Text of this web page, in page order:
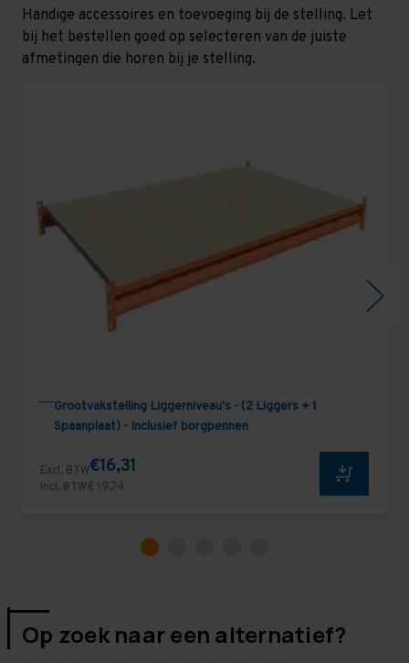
Handige accessoires en toevoeging bij de stelling. Let
bij het bestellen goed op selecteren van de juiste
afmetingen die horen bij je stelling.
Grootvakstelling Liggerniveau's - (2 Liggers + 1
Spaanplaat) - Inclusief borgpennen
Excl. BTW€16,31
Incl. BTW€ 19,74
Op zoek naar een alternatief?